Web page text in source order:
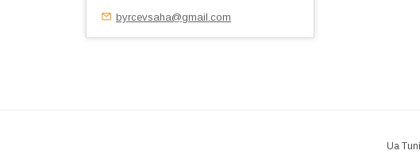
byrcevsaha@gmail.com